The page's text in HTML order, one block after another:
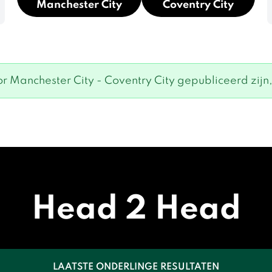
Manchester City
Coventry City
Manchester City - Coventry City gepubliceerd
Head 2 Head
LAATSTE ONDERLINGE RESULTATEN